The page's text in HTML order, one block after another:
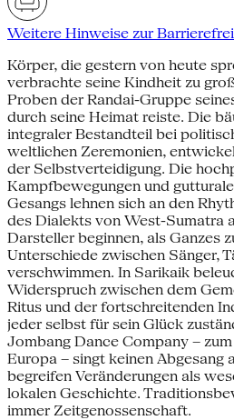
Weitere Hinweise zur
Körper, die gestern von heute
verbrachte seine Kindheit zu
Proben der Randai-Gruppe
durch seine Heimat reiste. Die
integraler Bestandteil bei
weltlichen Zeremonien,
der Selbstverteidigung. Die
Kampfbewegungen und
Gesangs lehnen sich an den
des Dialekts von West-Sumatra
Darsteller beginnen, als Ganzes
Unterschiede zwischen Sänger,
verschwimmen. In Sarikaik
Widerspruch zwischen dem
Ritus und der fortschreitenden
jeder selbst für sein Glück
Jombang Dance Company –
Europa – singt keinen Abgesang
begreifen Veränderungen als
lokalen Geschichte.
immer Zeitgenossenschaft.